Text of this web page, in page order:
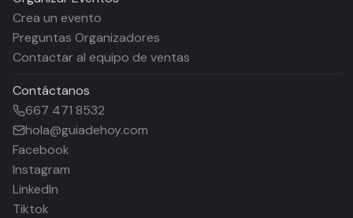
Crea un evento
Preguntas Organizadores
Contactar al equipo de ventas
Contáctanos
667 471 8532
hola@guiadehoy.com
Facebook
Instagram
LinkedIn
Tiktok